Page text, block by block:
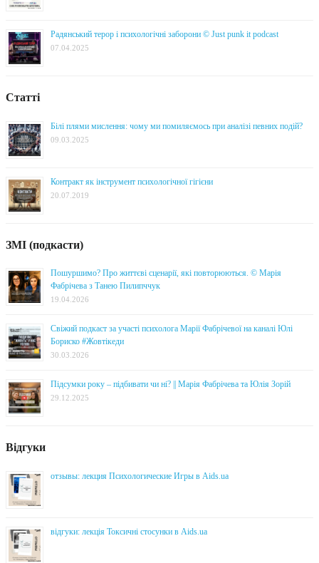
Радянський терор і психологічні заборони © Just punk it podcast
07.04.2025
Статті
Білі плями мислення: чому ми помиляємось при аналізі певних подій?
09.03.2025
Контракт як інструмент психологічної гігієни
20.07.2019
ЗМІ (подкасти)
Пошуршимо? Про життєві сценарії, які повторюються. © Марія
Фабрічева з Танею Пилипччук
19.04.2026
Свіжий подкаст за участі психолога Марії Фабрічевої на каналі Юлі
Бориско #Жовтікеди
30.03.2026
Підсумки року – підбивати чи ні? || Марія Фабрічева та Юлія Зорій
29.12.2025
Відгуки
отзывы: лекция Психологические Игры в Aids.ua
відгуки: лекція Токсичні стосунки в Aids.ua